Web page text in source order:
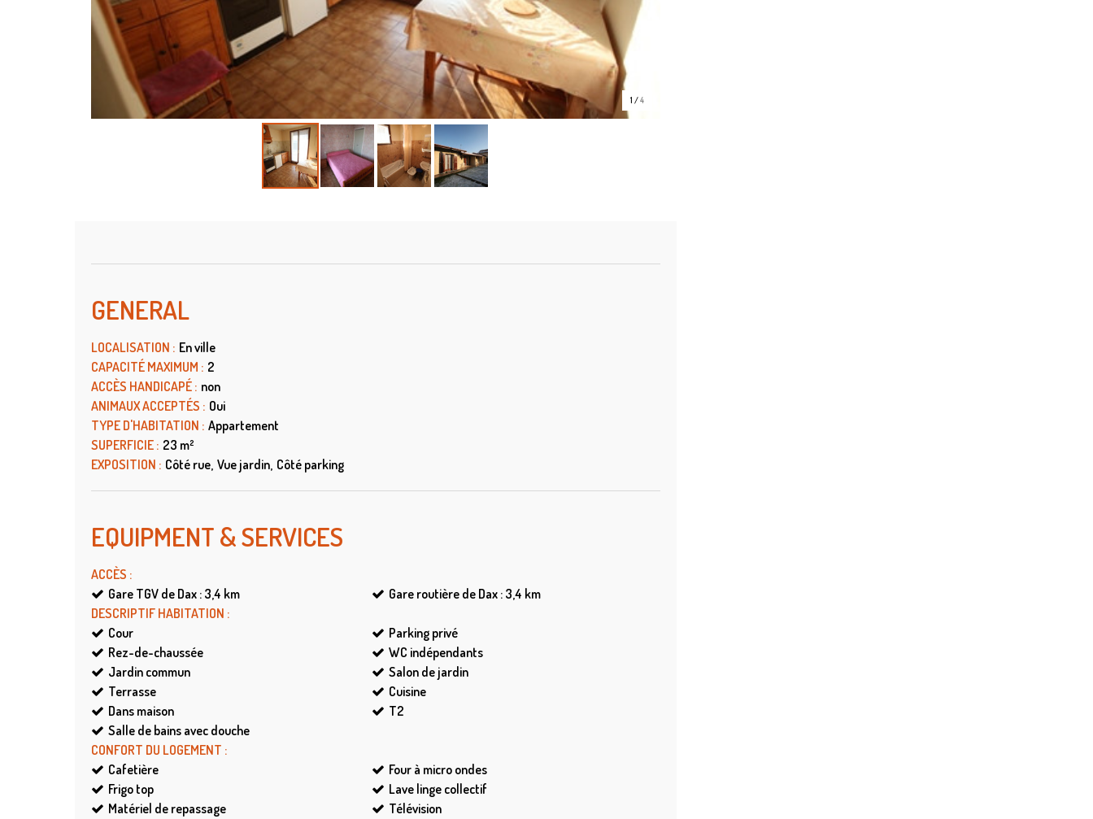
1 /4
GENERAL
LOCALISATION : En ville
CAPACITÉ MAXIMUM : 2
ACCÈS HANDICAPÉ : non
ANIMAUX ACCEPTÉS : Oui
TYPE D'HABITATION : Appartement
SUPERFICIE : 23 m²
EXPOSITION : Côté rue Vue jardin Côté parking
EQUIPMENT & SERVICES
ACCÈS :
Gare TGV de Dax : 3,4 km Gare routière de Dax : 3,4 km
DESCRIPTIF HABITATION :
Cour
Parking privé
Rez-de-chaussée
WC indépendants
Jardin commun
Salon de jardin
Terrasse
Cuisine
Dans maison
T2
Salle de bains avec douche
CONFORT DU LOGEMENT :
Cafetière
Four à micro ondes
Frigo top
Lave linge collectif
Matériel de repassage
Télévision